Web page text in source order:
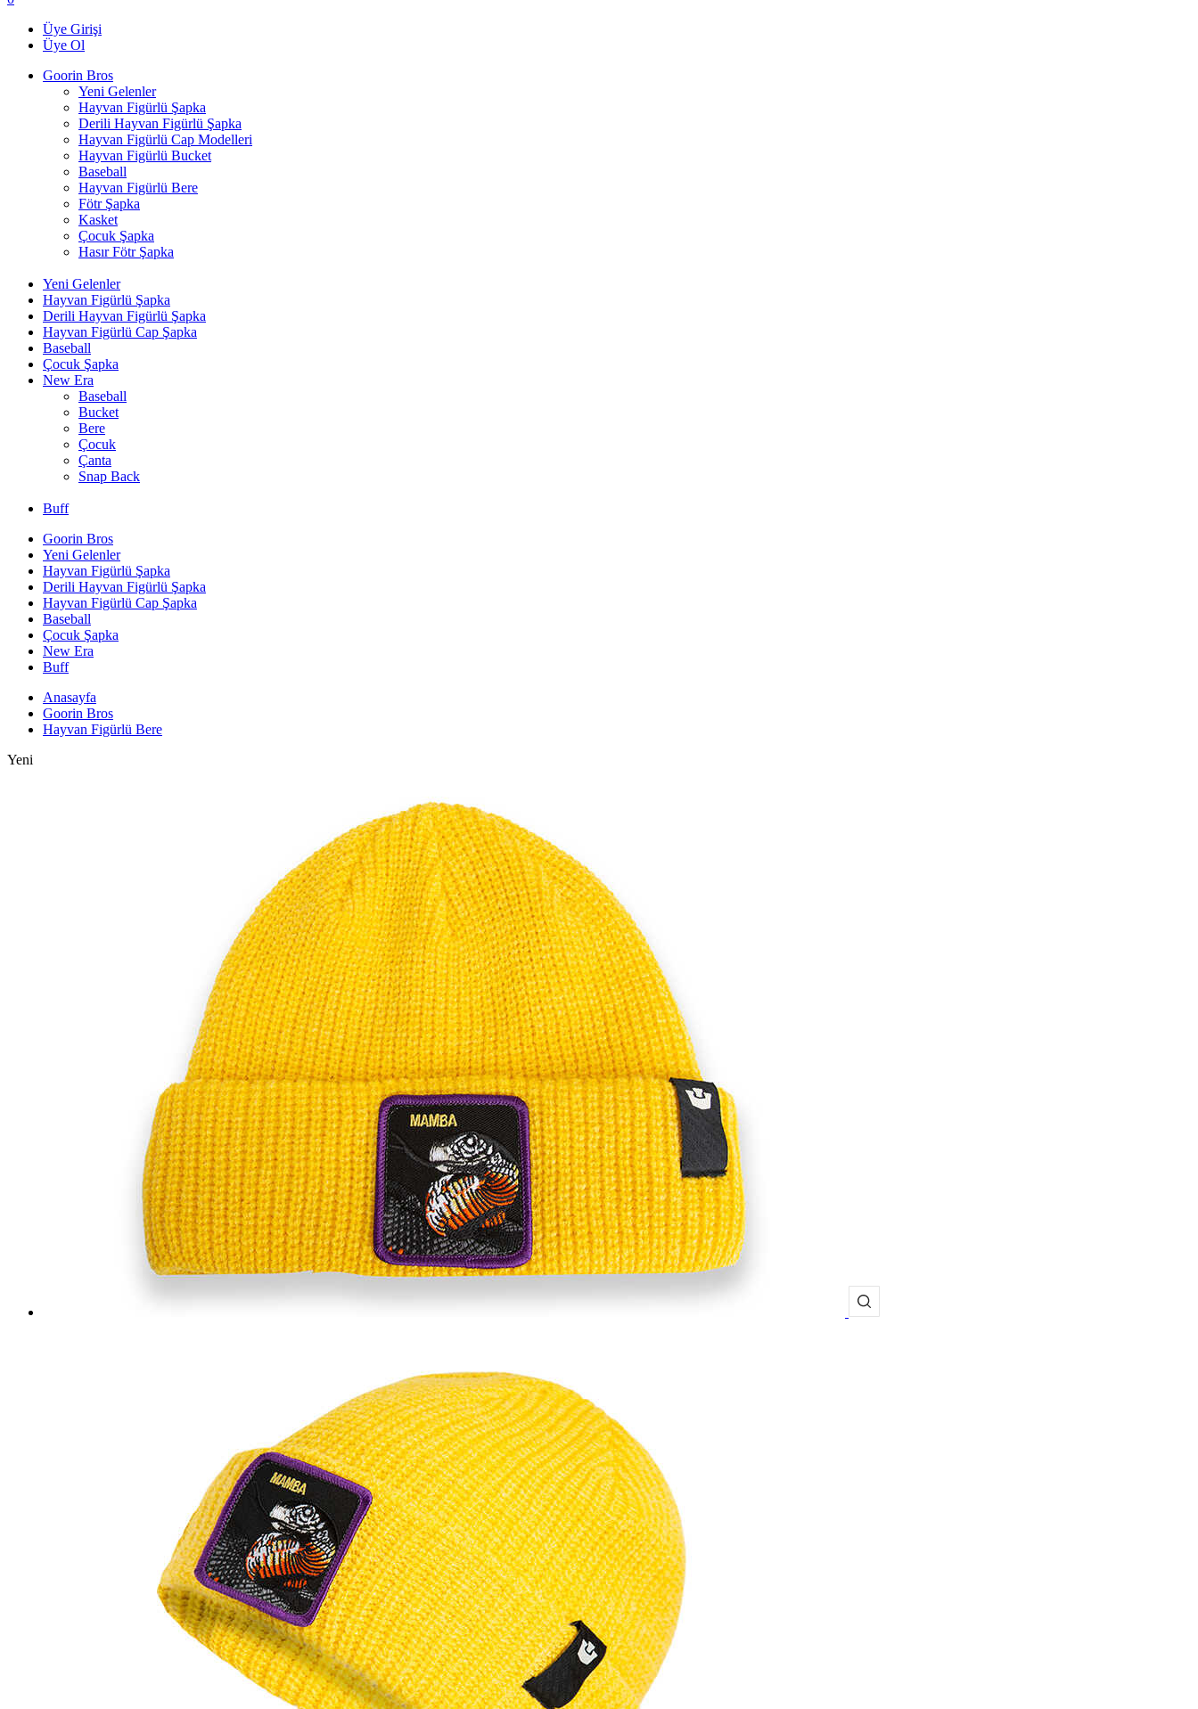
Üye Girişi
Üye Ol
Goorin Bros
Yeni Gelenler
Hayvan Figürlü Şapka
Derili Hayvan Figürlü Şapka
Hayvan Figürlü Cap Modelleri
Hayvan Figürlü Bucket
Baseball
Hayvan Figürlü Bere
Fötr Şapka
Kasket
Çocuk Şapka
Hasır Fötr Şapka
Yeni Gelenler
Hayvan Figürlü Şapka
Derili Hayvan Figürlü Şapka
Hayvan Figürlü Cap Şapka
Baseball
Çocuk Şapka
New Era
Baseball
Bucket
Bere
Çocuk
Çanta
Snap Back
Buff
Goorin Bros
Yeni Gelenler
Hayvan Figürlü Şapka
Derili Hayvan Figürlü Şapka
Hayvan Figürlü Cap Şapka
Baseball
Çocuk Şapka
New Era
Buff
Anasayfa
Goorin Bros
Hayvan Figürlü Bere
Yeni